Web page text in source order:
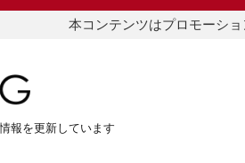
本コンテンツはプロモーショ
報を更新しています